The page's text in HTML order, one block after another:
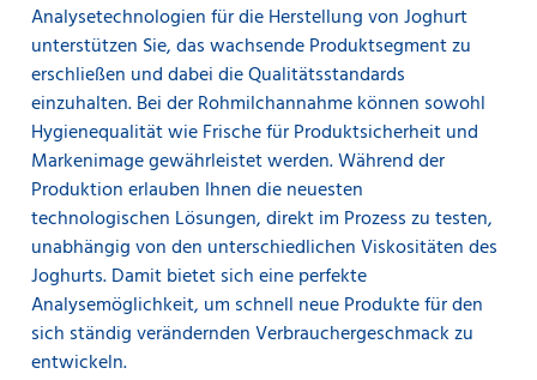
Analysetechnologien für die Herstellung von Joghurt
unterstützen Sie, das wachsende Produktsegment zu
erschließen und dabei die Qualitätsstandards
einzuhalten. Bei der Rohmilchannahme können sowohl
Hygienequalität wie Frische für Produktsicherheit und
Markenimage gewährleistet werden. Während der
Produktion erlauben Ihnen die neuesten
technologischen Lösungen, direkt im Prozess zu testen,
unabhängig von den unterschiedlichen Viskositäten des
Joghurts. Damit bietet sich eine perfekte
Analysemöglichkeit, um schnell neue Produkte für den
sich ständig verändernden Verbrauchergeschmack zu
entwickeln.